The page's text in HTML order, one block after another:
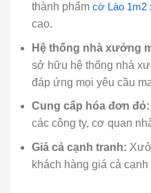
thành phẩm cờ Lào 1m2
cao.
Hệ thống nhà xưởng
sở hữu hệ thống nhà
đáp ứng mọi yêu cầu
Cung cấp hóa đơn đỏ:
các công ty, cơ quan
Giá cả cạnh tranh:
khách hàng giá cả